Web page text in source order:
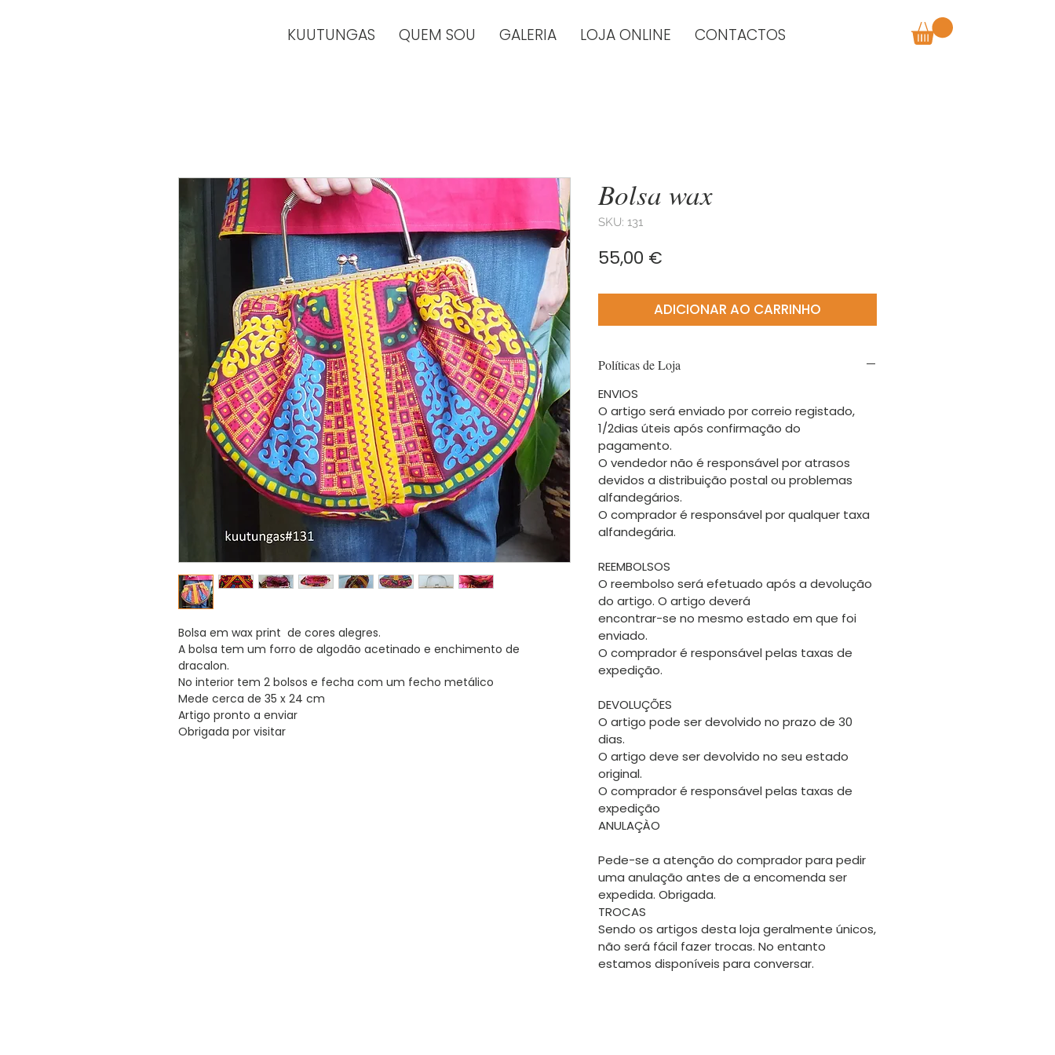
KUUTUNGAS QUEM SOU GALERIA LOJA ONLINE CONTACTOS
Bolsa em wax print de cores alegres.
A bolsa tem um forro de algodão acetinado e enchimento de
dracalon.
No interior tem 2 bolsos e fecha com um fecho metálico
Mede cerca de 35 x 24 cm
Artigo pronto a enviar
Obrigada por visitar
Bolsa wax
SKU: 131
55,00 €
ADICIONAR AO CARRINHO
Políticas de Loja
ENVIOS
O artigo será enviado por correio registado,
1/2dias úteis após confirmação do
pagamento.
O vendedor não é responsável por atrasos
devidos a distribuição postal ou problemas
alfandegários.
O comprador é responsável por qualquer taxa
alfandegária.
REEMBOLSOS
O reembolso será efetuado após a devolução
do artigo. O artigo deverá
encontrar-se no mesmo estado em que foi
enviado.
O comprador é responsável pelas taxas de
expedição.
DEVOLUÇÕES
O artigo pode ser devolvido no prazo de 30
dias.
O artigo deve ser devolvido no seu estado
original.
O comprador é responsável pelas taxas de
expedição
ANULAÇÀO
Pede-se a atenção do comprador para pedir
uma anulação antes de a encomenda ser
expedida. Obrigada.
TROCAS
Sendo os artigos desta loja geralmente únicos,
não será fácil fazer trocas. No entanto
estamos disponíveis para conversar.